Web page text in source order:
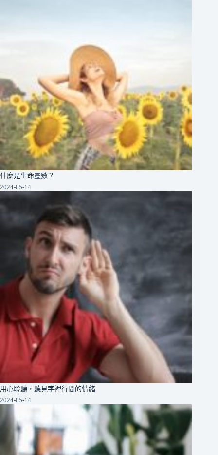
什麼是生命靈數？
2024-05-14
用心聆聽，聽見字裡行間的情緒
2024-05-14